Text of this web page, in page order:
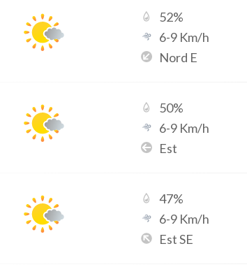
52%
6-9 Km/h
Nord E
50%
6-9 Km/h
Est
47%
6-9 Km/h
Est SE